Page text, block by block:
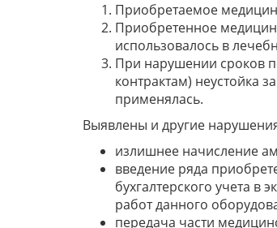
Приобретаемое
Приобретенное
использовалось в
При нарушении сроков
контрактам) неустойка
применялась.
Выявлены и другие
излишнее начисление
введение ряда
бухгалтерского учета
работ данного
передача части